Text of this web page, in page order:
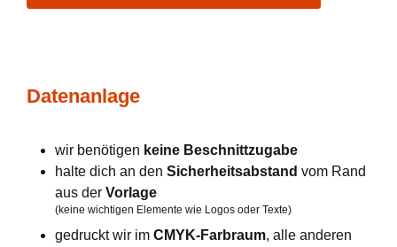
Datenanlage
wir benötigen keine Beschnittzugabe
halte dich an den Sicherheitsabstand vom Rand
aus der Vorlage
(keine wichtigen Elemente wie Logos oder Texte)
gedruckt wir im CMYK-Farbraum, alle anderen